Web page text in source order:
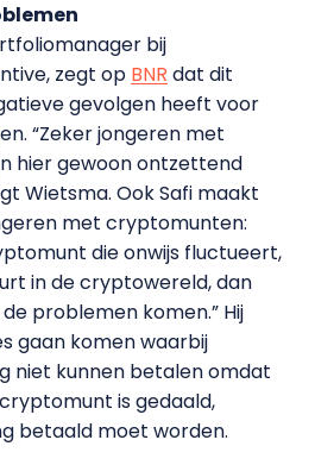
bij
zegt op BNR dat dit
gevolgen heeft voor
“Zeker jongeren met
hier gewoon ontzettend
Wietsma. Ook Safi maakt
met cryptomunten:
die onwijs fluctueert,
in de cryptowereld, dan
problemen komen.” Hij
gaan komen waarbij
niet kunnen betalen omdat
is gedaald,
betaald moet worden.